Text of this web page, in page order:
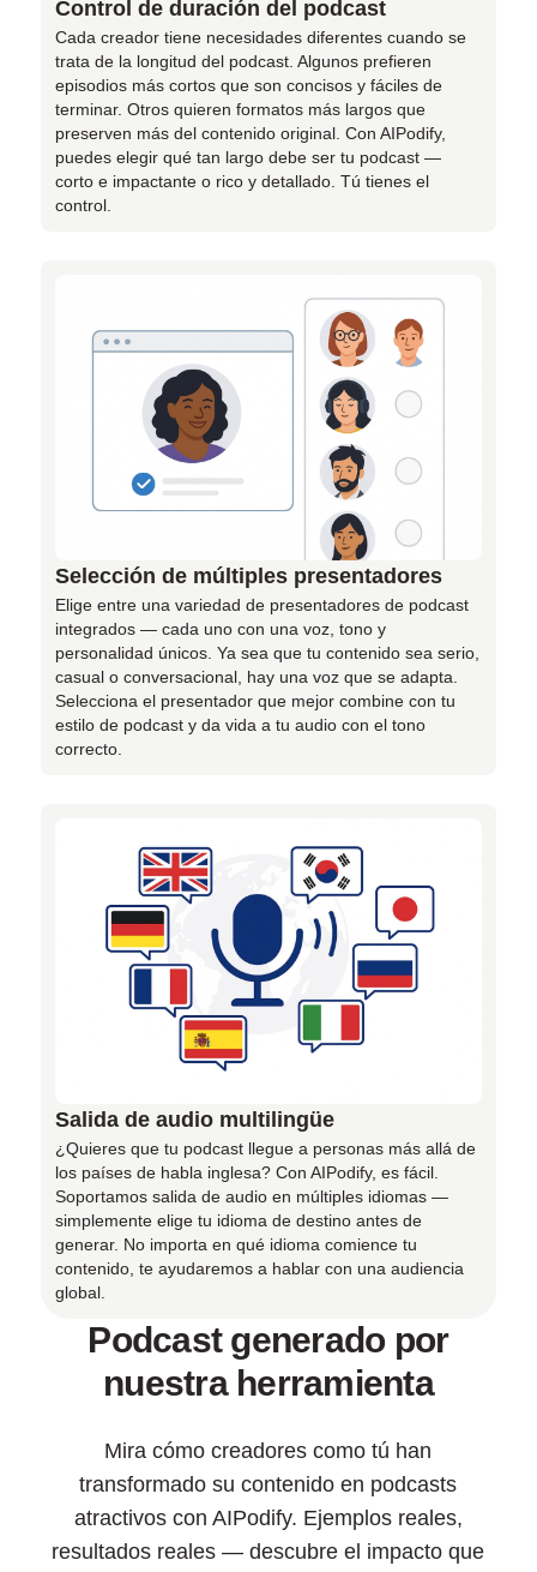
Control de duración del podcast
Cada creador tiene necesidades diferentes cuando se
trata de la longitud del podcast. Algunos prefieren
episodios más cortos que son concisos y fáciles de
terminar. Otros quieren formatos más largos que
preserven más del contenido original. Con AIPodify,
puedes elegir qué tan largo debe ser tu podcast —
corto e impactante o rico y detallado. Tú tienes el
control.
Selección de múltiples presentadores
Elige entre una variedad de presentadores de podcast
integrados — cada uno con una voz, tono y
personalidad únicos. Ya sea que tu contenido sea serio,
casual o conversacional, hay una voz que se adapta.
Selecciona el presentador que mejor combine con tu
estilo de podcast y da vida a tu audio con el tono
correcto.
Salida de audio multilingüe
¿Quieres que tu podcast llegue a personas más allá de
los países de habla inglesa? Con AIPodify, es fácil.
Soportamos salida de audio en múltiples idiomas —
simplemente elige tu idioma de destino antes de
generar. No importa en qué idioma comience tu
contenido, te ayudaremos a hablar con una audiencia
global.
Podcast generado por
nuestra herramienta
Mira cómo creadores como tú han
transformado su contenido en podcasts
atractivos con AIPodify. Ejemplos reales,
resultados reales — descubre el impacto que